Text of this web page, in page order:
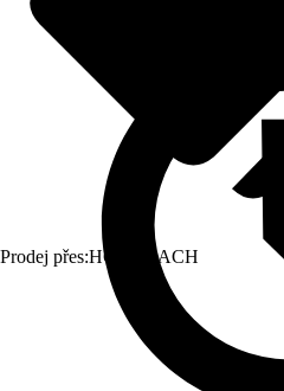
Prodej přes:HORNBACH